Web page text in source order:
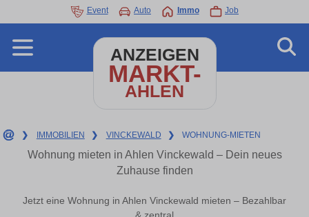
Event Auto Immo Job
ANZEIGEN
MARKT-
AHLEN
❯ IMMOBILIEN ❯ VINCKEWALD ❯ WOHNUNG-MIETEN
Wohnung mieten in Ahlen Vinckewald – Dein neues
Zuhause finden
Jetzt eine Wohnung in Ahlen Vinckewald mieten – Bezahlbar